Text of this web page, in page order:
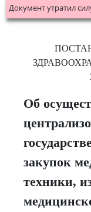
Документ утратил
Об
закупок
техники,